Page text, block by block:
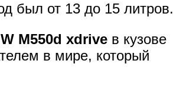
был от 13 до 15 литров.
M550d xdrive в кузове
в мире, который